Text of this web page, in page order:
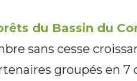
du Bassin du
sans cesse
groupés en